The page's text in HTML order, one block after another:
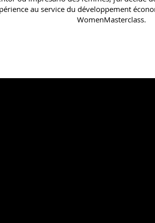
au service du développement
WomenMasterclass.